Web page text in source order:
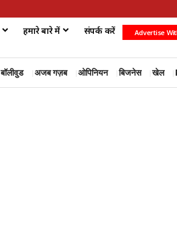
हमारे बारे में संपर्क करें Advertise
बॉलीवुड अजब गज़ब ओपिनियन बिजनेस खेल